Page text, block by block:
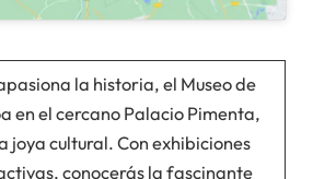
la historia, el Museo de
en el cercano Palacio Pimenta,
joya cultural. Con exhibiciones
conocerás la fascinante